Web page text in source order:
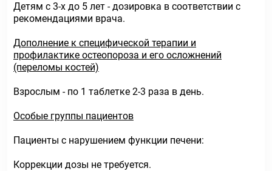
Детям с 3-х до 5 лет - дозировка в соответствии с
рекомендациями врача.
Дополнение к специфической терапии и
профилактике остеопороза и его осложнений
(переломы костей)
Взрослым - по 1 таблетке 2-3 раза в день.
Особые группы пациентов
Пациенты с нарушением функции печени:
Коррекции дозы не требуется.